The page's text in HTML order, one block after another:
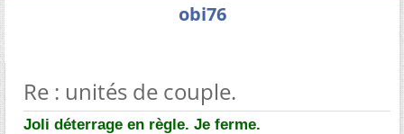
obi76
Re : unités de couple.
Joli déterrage en règle. Je ferme.